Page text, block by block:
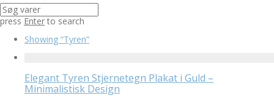
press Enter to search
Showing “Tyren”
Elegant Tyren Stjernetegn Plakat i Guld –
Minimalistisk Design